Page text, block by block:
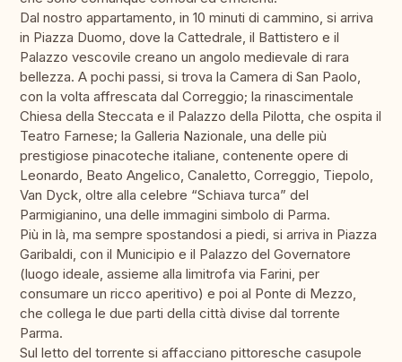
Dal nostro appartamento, in 10 minuti di cammino, si arriva
in Piazza Duomo, dove la Cattedrale, il Battistero e il
Palazzo vescovile creano un angolo medievale di rara
bellezza. A pochi passi, si trova la Camera di San Paolo,
con la volta affrescata dal Correggio; la rinascimentale
Chiesa della Steccata e il Palazzo della Pilotta, che ospita il
Teatro Farnese; la Galleria Nazionale, una delle più
prestigiose pinacoteche italiane, contenente opere di
Leonardo, Beato Angelico, Canaletto, Correggio, Tiepolo,
Van Dyck, oltre alla celebre “Schiava turca” del
Parmigianino, una delle immagini simbolo di Parma.
Più in là, ma sempre spostandosi a piedi, si arriva in Piazza
Garibaldi, con il Municipio e il Palazzo del Governatore
(luogo ideale, assieme alla limitrofa via Farini, per
consumare un ricco aperitivo) e poi al Ponte di Mezzo,
che collega le due parti della città divise dal torrente
Parma.
Sul letto del torrente si affacciano pittoresche casupole